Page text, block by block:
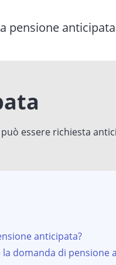
pensione anticipata
essere richiesta
anticipata?
domanda di pensione